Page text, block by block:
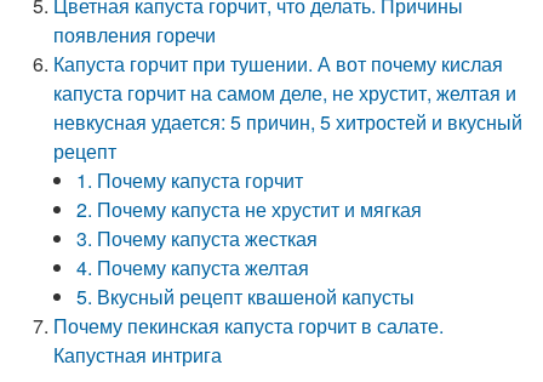
появления горечи
Капуста горчит при тушении. А вот почему кислая
капуста горчит на самом деле, не хрустит, желтая и
невкусная удается: 5 причин, 5 хитростей и вкусный
рецепт
1. Почему капуста горчит
2. Почему капуста не хрустит и мягкая
3. Почему капуста жесткая
4. Почему капуста желтая
5. Вкусный рецепт квашеной капусты
Почему пекинская капуста горчит в салате.
Капустная интрига